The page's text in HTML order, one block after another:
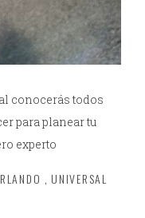
conocerás todos
para planear tu
experto
, UNIVERSAL